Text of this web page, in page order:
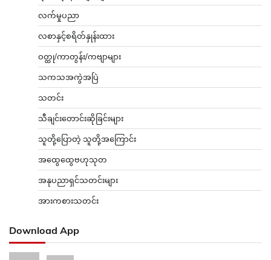
လက်မှုပညာ
လစာနှင့်စရိတ်နှုန်းထား
ဝတ္ထု/ကာတွန်း/ကဗျာများ
သကသအကွဲအပြဲ
သတင်း
သီချင်းတောင်းဆိုခြင်းများ
သူတို့ပြောတဲ့ သူတို့အကြောင်း
အထွေထွေဗဟုသုတ
အနုပညာရှင်သတင်းများ
အားကစားသတင်း
Download App